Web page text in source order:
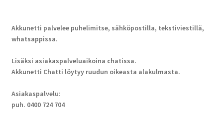
Akkunetti palvelee puhelimitse, sähköpostilla, tekstiviestillä,
whatsappissa.
Lisäksi asiakaspalveluaikoina chatissa.
Akkunetti Chatti löytyy ruudun oikeasta alakulmasta.
Asiakaspalvelu:
puh. 0400 724 704